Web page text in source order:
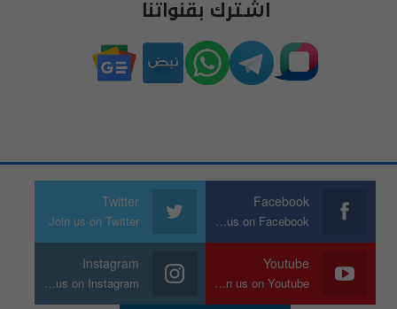
اشترك بقنواتنا
Facebook
Join us on Facebook
Twitter
Join us on Twitter
Youtube
Join us on Youtube
Instagram
Join us on Instagram